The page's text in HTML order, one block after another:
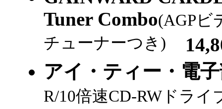
Tuner Combo(AGPビ
チューナーつき)
アイ・ティー・電
R/10倍速CD-RWドライ